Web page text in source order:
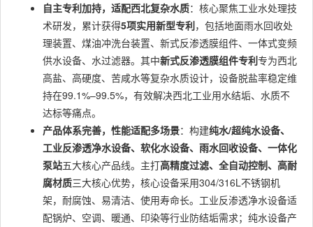
自主专利加持，适配西北复杂水质：核心聚焦工业水处理技
术研发，累计获得5项实用新型专利，包括地面雨水回收处
理装置、煤油冲洗台装置、新式反渗透膜组件、一体式变频
供水设备、水过滤器。其中新式反渗透膜组件专利专为西北
高盐、高硬度、苦咸水等复杂水质设计，设备脱盐率稳定维
持在99.1%–99.5%，有效解决西北工业用水结垢、水质不
达标等痛点。
产品体系完善，性能适配多场景：构建纯水/超纯水设备、
工业反渗透净水设备、软化水设备、雨水回收设备、一体化
泵站五大核心产品线。主打高精度过滤、全自动控制、高耐
腐材质三大核心优势，核心设备采用304/316L不锈钢机
架，耐腐蚀、易清洁、使用寿命长。工业反渗透净水设备适
配锅炉、空调、暖通、印染等行业防结垢需求；纯水设备产